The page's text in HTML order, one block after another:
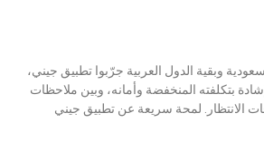
وبقية الدول العربية جرّبوا تطبيق جيني،
بتكلفته المنخفضة وأمانه، وبين ملاحظات
الانتظار. لمحة سريعة عن تطبيق جيني